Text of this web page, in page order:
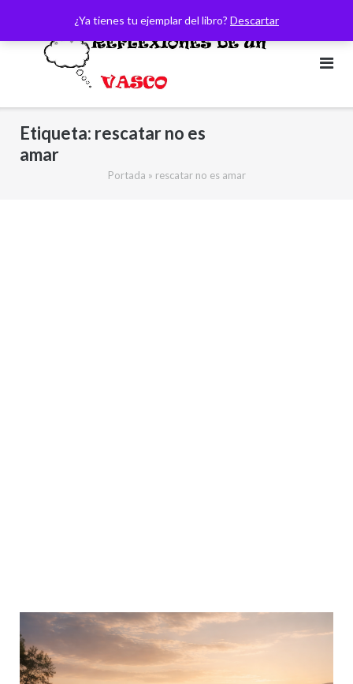
¿Ya tienes tu ejemplar del libro? Descartar
contenido
Etiqueta: rescatar no es
amar
Portada » rescatar no es amar